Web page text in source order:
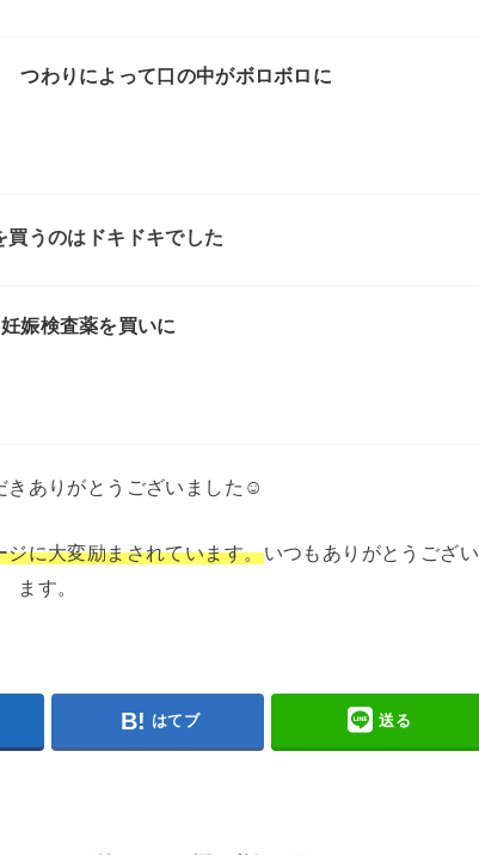
つわりによって口の中がボロボロに
買うのはドキドキでした
娠検査薬を買いに
きありがとうございました☺
に大変励まされています。いつもありがとうござい
ます。
はてブ 送る